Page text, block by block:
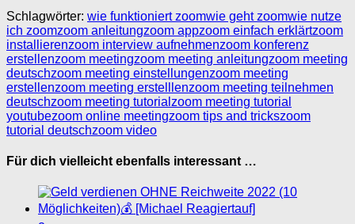
Schlagwörter: wie funktioniert zoomwie geht zoomwie nutze
ich zoomzoom anleitungzoom appzoom einfach erklärtzoom
installierenzoom interview aufnehmenzoom konferenz
erstellenzoom meetingzoom meeting anleitungzoom meeting
deutschzoom meeting einstellungenzoom meeting
erstellenzoom meeting erstelllenzoom meeting teilnehmen
deutschzoom meeting tutorial zoom meeting tutorial
youtubezoom online meetingzoom tips and trickszoom
tutorial deutschzoom video
Für dich vielleicht ebenfalls interessant …